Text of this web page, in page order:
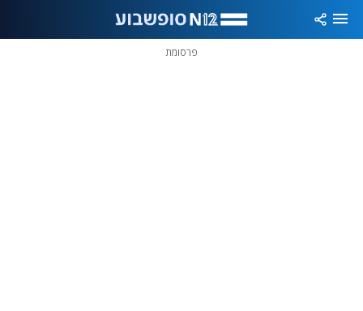
פרסומת